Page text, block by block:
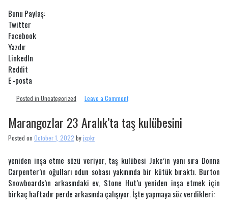
Bunu Paylaş:
Twitter
Facebook
Yazdır
LinkedIn
Reddit
E -posta
Posted in Uncategorized Leave a Commenton
adresini
Marangozlar 23 Aralık’ta taş kulübesini
Posted on October 1, 2022 byjxpkr
yeniden inşa etme sözü veriyor, taş kulübesi Jake’in yanı sıra Donna
Carpenter’ın oğulları odun sobası yakınında bir kütük bıraktı. Burton
Snowboards’ın arkasındaki ev, Stone Hut’u yeniden inşa etmek için
birkaç haftadır perde arkasında çalışıyor. İşte yapmaya söz verdikleri: